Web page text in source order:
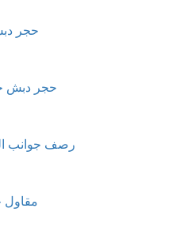
حجر
حجر دبش
رصف جوانب